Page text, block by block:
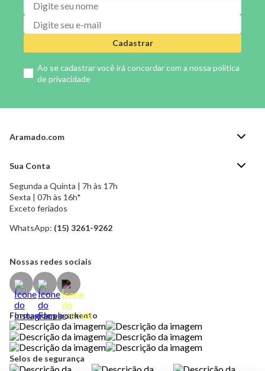
Cadastrar
Ao se cadastrar você irá concordar com a nossa política
de privacidade
Aramado.com
Blog Aramado.com
Política de Privacidade
Política de Troca e Devolução
Política de Frete Grátis
Sua Conta
Minha Conta
Meus pedidos
Segunda a Quinta | 7h às 17h
Sexta | 07h às 16h*
Exceto feriados
WhatsApp: (15) 3261-9262
Nossas redes sociais
Formas de pagamento
Selos de segurança